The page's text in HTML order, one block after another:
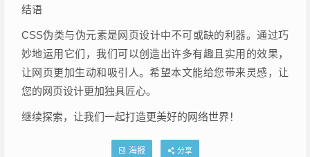
结语
CSS伪类与伪元素是网页设计中不可或缺的利器。通过巧
妙地运用它们，我们可以创造出许多有趣且实用的效果，
让网页更加生动和吸引人。希望本文能给您带来灵感，让
您的网页设计更加独具匠心。
继续探索，让我们一起打造更美好的网络世界！
海报 分享